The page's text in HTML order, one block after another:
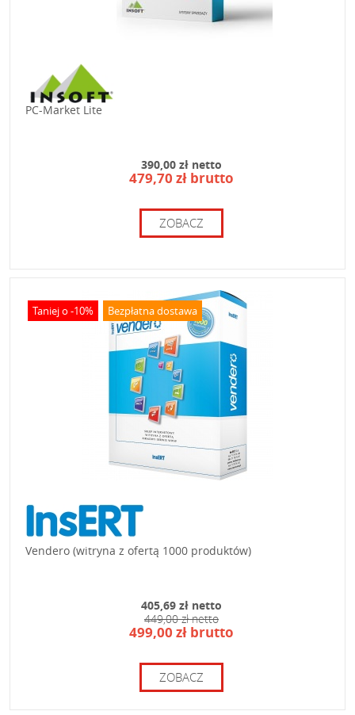
PC-Market Lite
390,00 zł netto
479,70 zł brutto
ZOBACZ
Taniej o -10% Bezpłatna dostawa
Vendero (witryna z ofertą 1000 produktów)
405,69 zł netto
449,00 zł netto
499,00 zł brutto
ZOBACZ